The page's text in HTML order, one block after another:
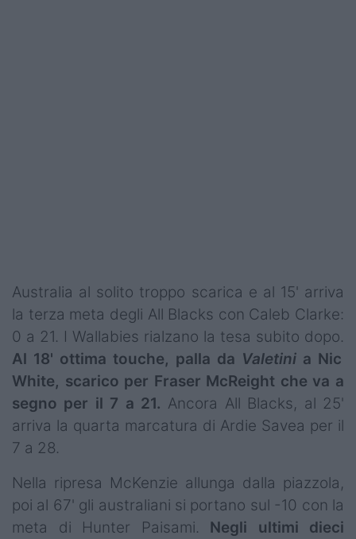
Australia al solito troppo scarica e al 15' arriva
la terza meta degli All Blacks con Caleb Clarke:
0 a 21. I Wallabies rialzano la tesa subito dopo.
Al 18' ottima touche, palla da Valetini a Nic
White, scarico per Fraser McReight che va a
segno per il 7 a 21. Ancora All Blacks, al 25'
arriva la quarta marcatura di Ardie Savea per il
7 a 28.
Nella ripresa McKenzie allunga dalla piazzola,
poi al 67' gli australiani si portano sul -10 con la
meta di Hunter Paisami. Negli ultimi dieci